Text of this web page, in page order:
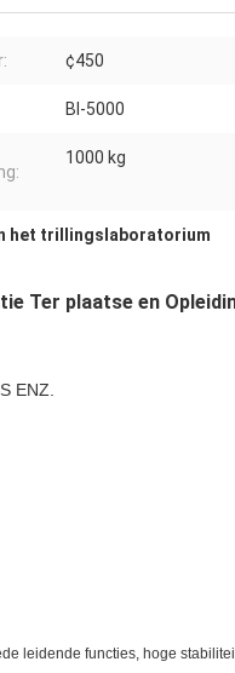
¢450
Bl-5000
1000 kg
het trillingslaboratorium
Ter plaatse en
ENZ.
leidende functies, hoge